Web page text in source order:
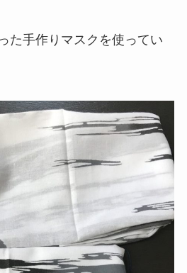
た手作りマスクを使ってい